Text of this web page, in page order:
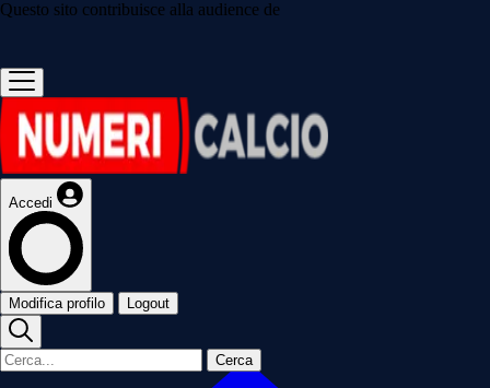
Questo sito contribuisce alla audience de
Accedi
Modifica profilo Logout
Cerca